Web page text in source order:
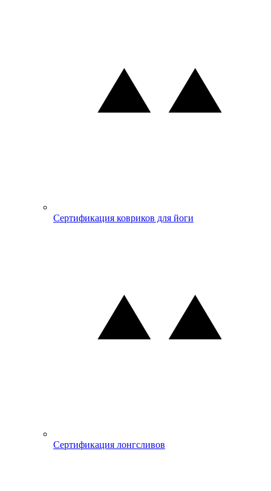
Сертификация ковриков для йоги
Сертификация лонгсливов